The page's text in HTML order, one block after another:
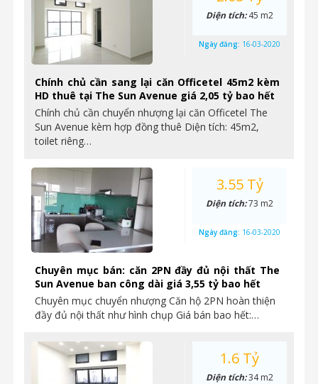
Chính chủ cần sang lại căn Officetel 45m2 kèm
HD thuê tại The Sun Avenue giá 2,05 tỷ bao hết
Chính chủ cần chuyển nhượng lại căn Officetel The
Sun Avenue kèm hợp đồng thuê Diện tích: 45m2,
toilet riêng…
Diện tích:45 m2
Ngày đăng: 16-03-2020
Chuyên mục bán: căn 2PN đầy đủ nội thất The
Sun Avenue ban công dài giá 3,55 tỷ bao hết
Chuyên mục chuyển nhượng Căn hộ 2PN hoàn thiện
đầy đủ nội thất như hình chụp Giá bán bao hết:…
3.55 Tỷ
Diện tích:73 m2
Ngày đăng: 16-03-2020
1.6 Tỷ
Diện tích:34 m2